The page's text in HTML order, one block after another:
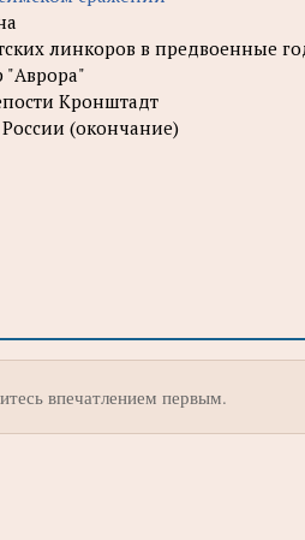
линкоров в предвоенные
"Аврора"
Кронштадт
(окончание)
впечатлением первым.